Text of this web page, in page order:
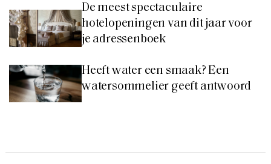
De meest spectaculaire
hotelopeningen van dit jaar voor
je adressenboek
Heeft water een smaak? Een
watersommelier geeft antwoord